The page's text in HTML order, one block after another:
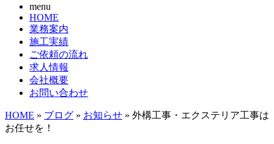
menu
HOME
業務案内
施工実績
ご依頼の流れ
求人情報
会社概要
お問い合わせ
HOME » ブログ » お知らせ » 外構工事・エクステリア工事は
お任せを！